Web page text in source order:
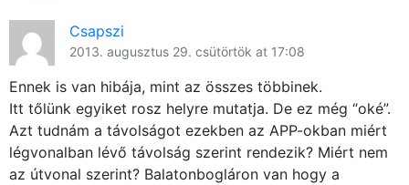
Csapszi
2013. augusztus 29. csütörtök at 17:08
Ennek is van hibája, mint az összes többinek.
Itt tőlünk egyiket rosz helyre mutatja. De ez még “oké”.
Azt tudnám a távolságot ezekben az APP-okban miért
légvonalban lévő távolság szerint rendezik? Miért nem
az útvonal szerint? Balatonbogláron van hogy a
Közösség
GYIK
Használt Apple